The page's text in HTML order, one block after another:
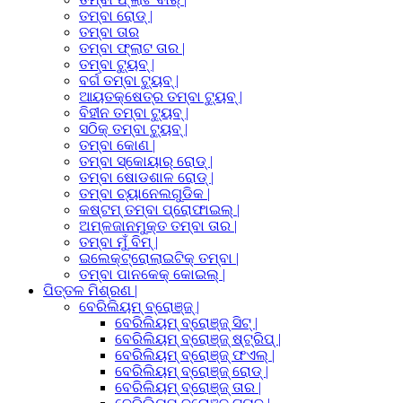
ତମ୍ବା ରୋଡ୍ |
ତମ୍ବା ତାର
ତମ୍ବା ଫ୍ଲାଟ ତାର |
ତମ୍ବା ଟ୍ୟୁବ୍ |
ବର୍ଗ ତମ୍ବା ଟ୍ୟୁବ୍ |
ଆୟତକ୍ଷେତ୍ର ତମ୍ବା ଟ୍ୟୁବ୍ |
ବିହୀନ ତମ୍ବା ଟ୍ୟୁବ୍ |
ସଠିକ୍ ତମ୍ବା ଟ୍ୟୁବ୍ |
ତମ୍ବା କୋଣ |
ତମ୍ବା ସ୍କୋୟାର୍ ରୋଡ୍ |
ତମ୍ବା ଷୋଡଶାଳ ରୋଡ୍ |
ତମ୍ବା ଚ୍ୟାନେଲଗୁଡିକ |
କଷ୍ଟମ୍ ତମ୍ବା ପ୍ରୋଫାଇଲ୍ |
ଅମ୍ଳଜାନମୁକ୍ତ ତମ୍ବା ତାର |
ତମ୍ବା ମୁଁ ବିମ୍ |
ଇଲେକ୍ଟ୍ରୋଲାଇଟିକ୍ ତମ୍ବା |
ତମ୍ବା ପାନକେକ୍ କୋଇଲ୍ |
ପିତ୍ତଳ ମିଶ୍ରଣ |
ବେରିଲିୟମ୍ ବ୍ରୋଞ୍ଜ୍ |
ବେରିଲିୟମ୍ ବ୍ରୋଞ୍ଜ୍ ସିଟ୍ |
ବେରିଲିୟମ୍ ବ୍ରୋଞ୍ଜ୍ ଷ୍ଟ୍ରିପ୍ |
ବେରିଲିୟମ୍ ବ୍ରୋଞ୍ଜ୍ ଫଏଲ୍ |
ବେରିଲିୟମ୍ ବ୍ରୋଞ୍ଜ୍ ରୋଡ୍ |
ବେରିଲିୟମ୍ ବ୍ରୋଞ୍ଜ୍ ତାର |